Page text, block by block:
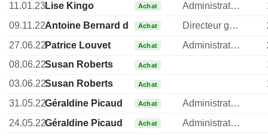
11.01.23Lise Kingo Achat Administrateur
09.11.22Antoine Bernard de Saint-Affrique
Achat Directeur general
27.06.22Patrice Louvet Achat Administrateur
08.06.22Susan Roberts Achat
03.06.22Susan Roberts Achat
31.05.22Géraldine Picaud Achat
Administrateur
24.05.22Géraldine Picaud Achat
Administrateur